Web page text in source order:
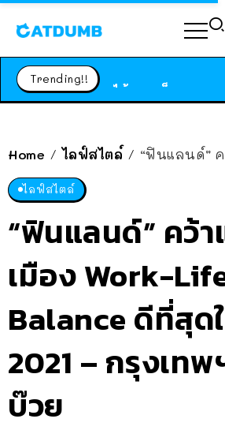
Trending!!
Home / ไลฟ์สไตล์ / “ฟินแลนด์” คว้าแชมป์เมือง Work-
ไลฟ์สไตล์
“ฟินแลนด์” คว้
เมือง Work-
Balance ดีที่สุด
2021 – กรุงเท
บ๊วย